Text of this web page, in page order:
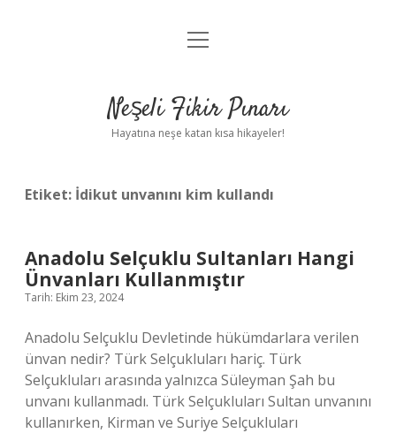
Anasayfa
Yasal Uyarı
menüyü
Neşeli Fikir Pınarı
Hayatına neşe katan kısa hikayeler!
Etiket: İdikut unvanını kim kullandı
Anadolu Selçuklu Sultanları Hangi
Ünvanları Kullanmıştır
Tarih: Ekim 23, 2024
Anadolu Selçuklu Devletinde hükümdarlara verilen
ünvan nedir? Türk Selçukluları hariç. Türk
Selçukluları arasında yalnızca Süleyman Şah bu
unvanı kullanmadı. Türk Selçukluları Sultan unvanını
kullanırken, Kirman ve Suriye Selçukluları